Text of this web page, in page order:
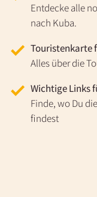
Entdecke alle
nach Kuba.
Touristenkarte
Alles über die
Wichtige Links
Finde, wo Du
findest